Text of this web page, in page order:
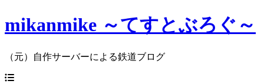
mikanmike ～てすとぶろぐ～
（元）自作サーバーによる鉄道ブログ